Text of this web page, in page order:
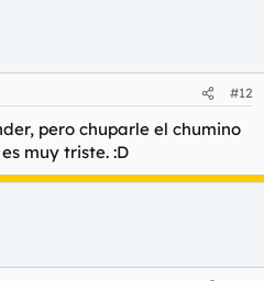
#12
pero chuparle el chumino
muy triste. :D